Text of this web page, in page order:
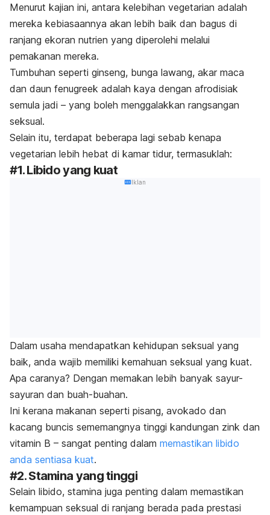
Menurut kajian ini, antara kelebihan vegetarian adalah
mereka kebiasaannya akan lebih baik dan bagus di
ranjang ekoran nutrien yang diperolehi melalui
pemakanan mereka.
Tumbuhan seperti ginseng, bunga lawang, akar maca
dan daun fenugreek adalah kaya dengan afrodisiak
semula jadi – yang boleh menggalakkan rangsangan
seksual.
Selain itu, terdapat beberapa lagi sebab kenapa
vegetarian lebih hebat di kamar tidur, termasuklah:
#1. Libido yang kuat
Iklan
Dalam usaha mendapatkan kehidupan seksual yang
baik, anda wajib memiliki kemahuan seksual yang kuat.
Apa caranya? Dengan memakan lebih banyak sayur-
sayuran dan buah-buahan.
Ini kerana makanan seperti pisang, avokado dan
kacang buncis sememangnya tinggi kandungan zink dan
vitamin B – sangat penting dalam memastikan libido
anda sentiasa kuat.
#2. Stamina yang tinggi
Selain libido, stamina juga penting dalam memastikan
kemampuan seksual di ranjang berada pada prestasi